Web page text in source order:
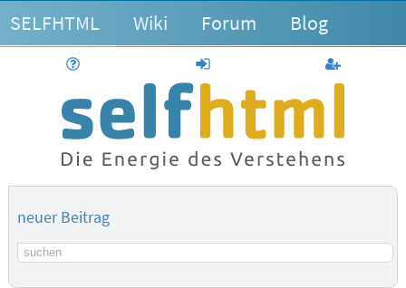
SELFHTML Wiki Forum Blog
anmelden
neuer Beitrag
Suchbegriff